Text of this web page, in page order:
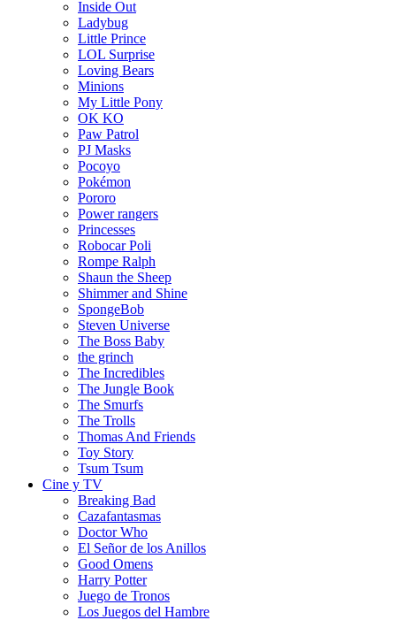
Inside Out
Ladybug
Little Prince
LOL Surprise
Loving Bears
Minions
My Little Pony
OK KO
Paw Patrol
PJ Masks
Pocoyo
Pokémon
Pororo
Power rangers
Princesses
Robocar Poli
Rompe Ralph
Shaun the Sheep
Shimmer and Shine
SpongeBob
Steven Universe
The Boss Baby
the grinch
The Incredibles
The Jungle Book
The Smurfs
The Trolls
Thomas And Friends
Toy Story
Tsum Tsum
Cine y TV
Breaking Bad
Cazafantasmas
Doctor Who
El Señor de los Anillos
Good Omens
Harry Potter
Juego de Tronos
Los Juegos del Hambre